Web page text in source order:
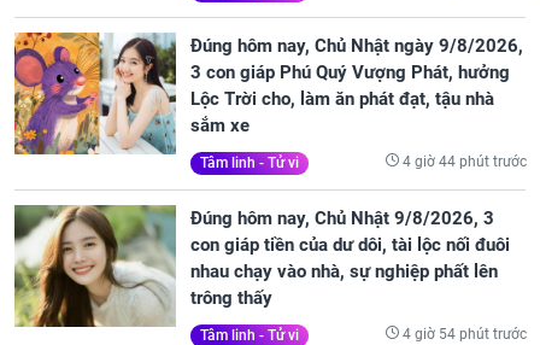
Đúng hôm nay, Chủ Nhật ngày 9/8/2026,
3 con giáp Phú Quý Vượng Phát, hưởng
Lộc Trời cho, làm ăn phát đạt, tậu nhà
sắm xe
Tâm linh - Tử vi 4 giờ 44 phút trước
Đúng hôm nay, Chủ Nhật 9/8/2026, 3
con giáp tiền của dư dôi, tài lộc nối đuôi
nhau chạy vào nhà, sự nghiệp phất lên
trông thấy
Tâm linh - Tử vi 4 giờ 54 phút trước